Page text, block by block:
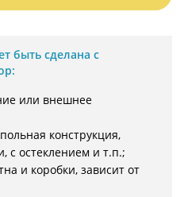
быть сделана с
или внешнее
конструкция,
с остеклением и т.п.;
и коробки, зависит от